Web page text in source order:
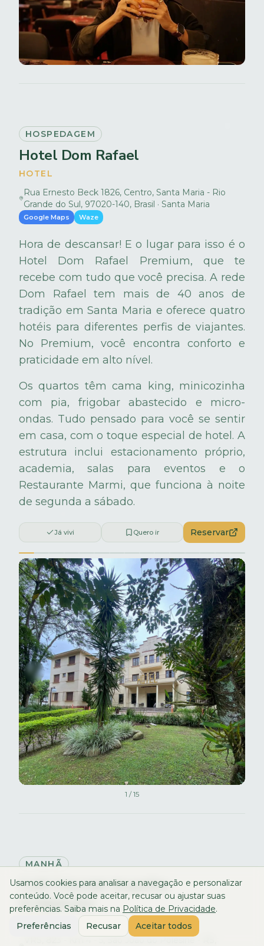
Usamos cookies para analisar a navegação e personalizar
conteúdo. Você pode aceitar, recusar ou ajustar suas
preferências. Saiba mais na Política de Privacidade.
Preferências
Recusar Aceitar todos
HOSPEDAGEM
Hotel Dom Rafael
HOTEL
Rua Ernesto Beck 1826, Centro, Santa Maria - Rio
Grande do Sul, 97020-140, Brasil · Santa Maria
Google Maps Waze
Hora de descansar! E o lugar para isso é o
Hotel Dom Rafael Premium, que te
recebe com tudo que você precisa. A rede
Dom Rafael tem mais de 40 anos de
tradição em Santa Maria e oferece quatro
hotéis para diferentes perfis de viajantes.
No Premium, você encontra conforto e
praticidade em alto nível.
Os quartos têm cama king, minicozinha
com pia, frigobar abastecido e micro-
ondas. Tudo pensado para você se sentir
em casa, com o toque especial de hotel. A
estrutura inclui estacionamento próprio,
academia, salas para eventos e o
Restaurante Marmi, que funciona à noite
de segunda a sábado.
Já vivi Quero ir Reservar
1 /15
MANHÃ
Café Colonial Angelita
Artigianato
CAFÉ
VRS, 823 - Km 4 - 5, São João do Polêsine - RS,